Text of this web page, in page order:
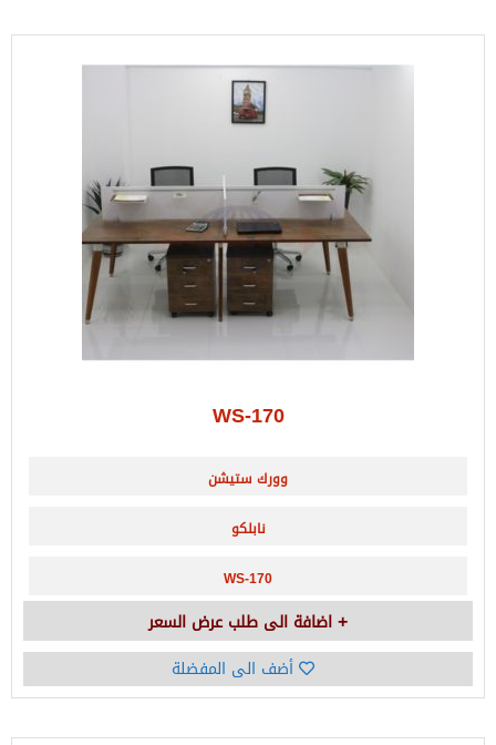
WS-170
وورك ستيشن
نابلكو
WS-170
اضافة الى طلب عرض السعر
أضف الى المفضلة